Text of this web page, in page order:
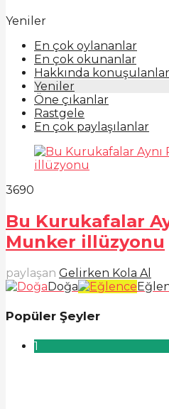
Yeniler
En çok oylananlar
En çok okunanlar
Hakkında konuşulanlar
Yeniler
Öne çıkanlar
Rastgele
En çok paylaşılanlar
3690
Bu Kurukafalar
Munker illüzyonu
paylaşan Gelirken Kola Al
Doğa
Popüler Şeyler
1